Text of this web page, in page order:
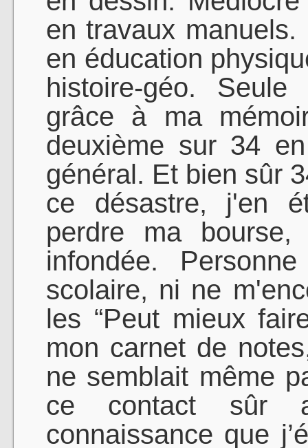
en travaux
en éducation
histoire-géo.
grâce à ma
deuxième sur 34
général. Et bien sûr
ce désastre, j'en
perdre ma bourse,
infondée.
scolaire, ni ne
les “Peut mieux
mon carnet de
ne semblait même
ce contact sûr
connaissance que